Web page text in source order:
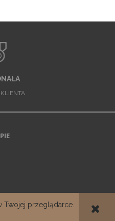
Twojej przeglądarce.